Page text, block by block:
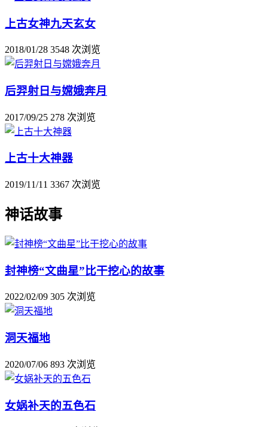
上古女神九天玄女
2018/01/28 3548 次浏览
后羿射日与嫦娥奔月
2017/09/25 278 次浏览
上古十大神器
2019/11/11 3367 次浏览
神话故事
封神榜“文曲星”比干挖心的故事
2022/02/09 305 次浏览
洞天福地
2020/07/06 893 次浏览
女娲补天的五色石